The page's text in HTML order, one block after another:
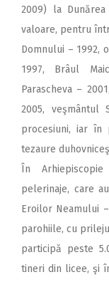
2009) la
valoare, pentru
Domnului – 1992,
1997, Brâul
Parascheva –
2005,
procesiuni, iar în
tezaure
În
pelerinaje, care
Eroilor Neamului
parohiile, cu
participă peste
tineri din licee, şi